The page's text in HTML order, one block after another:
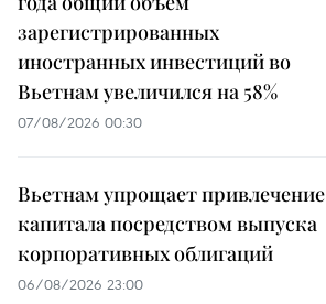
зарегистрированных
иностранных инвестиций во
Вьетнам увеличился на 58%
07/08/2026 00:30
Вьетнам упрощает привлечение
капитала посредством выпуска
корпоративных облигаций
06/08/2026 23:00